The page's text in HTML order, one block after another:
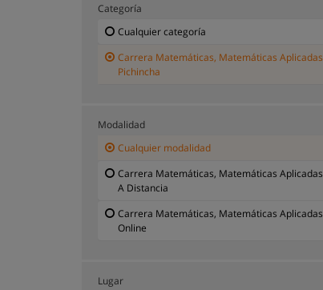
Categoría
Cualquier categoría
Carrera Matemáticas, Matemáticas Aplicadas
Pichincha
Modalidad
Cualquier modalidad
Carrera Matemáticas, Matemáticas Aplicadas
A Distancia
Carrera Matemáticas, Matemáticas Aplicadas
Online
Lugar